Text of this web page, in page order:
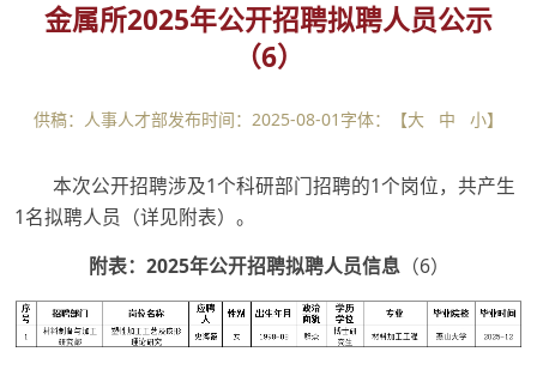
金属所2025年公开招聘拟聘人员公示
（6）
供稿：人事人才部发布时间：2025-08-01 字体：【大 中 小】
本次公开招聘涉及1个科研部门招聘的1个岗位，共产生
1名拟聘人员（详见附表）。
附表：2025年公开招聘拟聘人员信息（6）